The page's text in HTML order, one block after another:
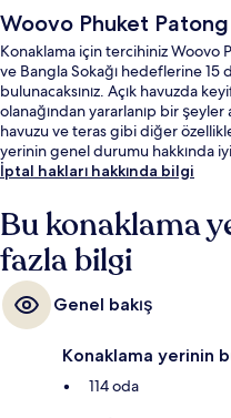
Woovo Phuket Patong
Konaklama için tercihiniz Woovo
ve Bangla Sokağı hedeflerine 15
bulunacaksınız. Açık havuzda
olanağından yararlanıp bir
havuzu ve teras gibi diğer
yerinin genel durumu hakkında
İptal hakları hakkında bilgi
Bu konaklama
fazla bilgi
Genel bakış
Konaklama yerinin
114 oda